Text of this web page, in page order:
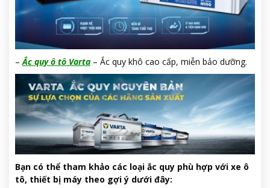
–Ắc quy ô tô Varta – Ắc quy khô cao cấp, miễn bảo dưỡng.
Bạn có thể tham khảo các loại ắc quy phù hợp với xe ô
tô, thiết bị máy theo gợi ý dưới đây: